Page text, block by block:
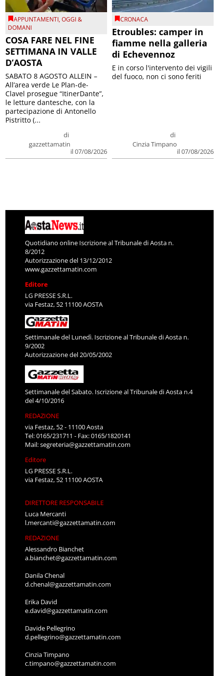
APPUNTAMENTI,OGGI &
DOMANI
COSA FARE NEL FINE
SETTIMANA IN VALLE
D’AOSTA
di
gazzettamatin
il 07/08/2026
SABATO 8 AGOSTO ALLEIN –
All’area verde Le Plan-de-
Clavel prosegue “ItinerDante”,
le letture dantesche, con la
partecipazione di Antonello
Pistritto (...
CRONACA
Etroubles: camper in
fiamme nella galleria
di Echevennoz
di
Cinzia Timpano
il 07/08/2026
E in corso l'intervento dei vigili
del fuoco, non ci sono feriti
Quotidiano online Iscrizione al Tribunale di Aosta n.
8/2012
Autorizzazione del 13/12/2012
www.gazzettamatin.com
Editore
LG PRESSE S.R.L.
via Festaz, 52 11100 AOSTA
Settimanale del Lunedì. Iscrizione al Tribunale di Aosta n.
9/2002
Autorizzazione del 20/05/2002
Settimanale del Sabato. Iscrizione al Tribunale di Aosta n.4
del 4/10/2016
REDAZIONE
via Festaz, 52 - 11100 Aosta
Tel: 0165/231711 - Fax: 0165/1820141
Mail:segreteria@gazzettamatin.com
Editore
LG PRESSE S.R.L.
via Festaz, 52 11100 AOSTA
DIRETTORE RESPONSABILE
Luca Mercanti
l.mercanti@gazzettamatin.com
REDAZIONE
Alessandro Bianchet
a.bianchet@gazzettamatin.com
Danila Chenal
d.chenal@gazzettamatin.com
Erika David
e.david@gazzettamatin.com
Davide Pellegrino
d.pellegrino@gazzettamatin.com
Cinzia Timpano
c.timpano@gazzettamatin.com